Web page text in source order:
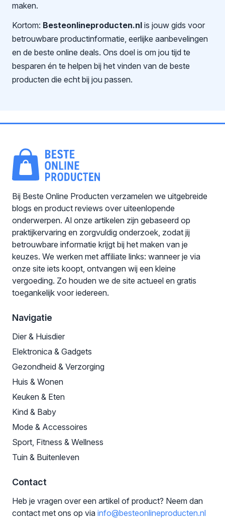
maken.
Kortom: Besteonlineproducten.nl is jouw gids voor
betrouwbare productinformatie, eerlijke aanbevelingen
en de beste online deals. Ons doel is om jou tijd te
besparen én te helpen bij het vinden van de beste
producten die echt bij jou passen.
Bij Beste Online Producten verzamelen we uitgebreide
blogs en product reviews over uiteenlopende
onderwerpen. Al onze artikelen zijn gebaseerd op
praktijkervaring en zorgvuldig onderzoek, zodat jij
betrouwbare informatie krijgt bij het maken van je
keuzes. We werken met affiliate links: wanneer je via
onze site iets koopt, ontvangen wij een kleine
vergoeding. Zo houden we de site actueel en gratis
toegankelijk voor iedereen.
Navigatie
Dier & Huisdier
Elektronica & Gadgets
Gezondheid & Verzorging
Huis & Wonen
Keuken & Eten
Kind & Baby
Mode & Accessoires
Sport, Fitness & Wellness
Tuin & Buitenleven
Contact
Heb je vragen over een artikel of product? Neem dan
contact met ons op via info@besteonlineproducten.nl